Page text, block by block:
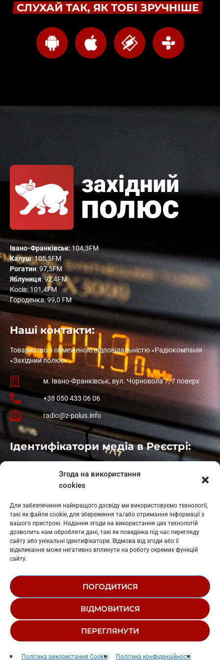
Згода на використання
cookies
Для забезпечення найкращого досвіду ми використовуємо технології,
такі як файли cookie, для збереження та/або отримання інформації з
вашого пристрою. Надання згоди на використання цих технологій
дозволить нам обробляти дані, такі як поведінка під час перегляду
сайту або унікальні ідентифікатори. Відмова від згоди або її
відкликання може негативно вплинути на роботу окремих функцій
сайту.
ПОГОДИТИСЯ
ВІДМОВИТИСЯ
ПЕРЕГЛЯНУТИ
Політика використання Cookie Політика конфіденційності
play_arrow
СЛУХАЙ ТАК, ЯК ТОБІ ЗРУЧНІШЕ
Івано-Франківськ: 104,3FM
Калуш: 105,5FM
Рогатин: 97,5FM
Яблуниця: 92,4FM
Косів: 101,4FM
Городенка: 99,0 FM
Наші контакти:
Товариство з обмеженою відповідальністю «Радіокомпанія
«Західний полюс»
м. Івано-Франківськ, вул. Чорновола 7, 7 поверх
+38 050 433 06 06
radio@z-polus.info
Ідентифікатори медіа в Реєстрі:
: L11-01410
: L11-01801
Косів: L11-01805
Гарасимів: L11-02274
© 1995-2026 РК «ЗАХІДНИЙ ПОЛЮС»
РЕДАКЦІЙНИЙ СТАТУТ
СТРУКТУРА ВЛАСНОСТІ